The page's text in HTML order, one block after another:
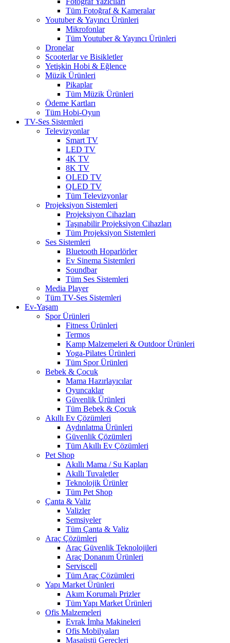
Tüm Fotoğraf & Kameralar
Youtuber & Yayıncı Ürünleri
Mikrofonlar
Tüm Youtuber & Yayıncı Ürünleri
Dronelar
Scooterlar ve Bisikletler
Yetişkin Hobi & Eğlence
Müzik Ürünleri
Pikaplar
Tüm Müzik Ürünleri
Ödeme Kartları
Tüm Hobi-Oyun
TV-Ses Sistemleri
Televizyonlar
Smart TV
LED TV
4K TV
8K TV
OLED TV
QLED TV
Tüm Televizyonlar
Projeksiyon Sistemleri
Projeksiyon Cihazları
Taşınabilir Projeksiyon Cihazları
Tüm Projeksiyon Sistemleri
Ses Sistemleri
Bluetooth Hoparlörler
Ev Sinema Sistemleri
Soundbar
Tüm Ses Sistemleri
Media Player
Tüm TV-Ses Sistemleri
Ev-Yaşam
Spor Ürünleri
Fitness Ürünleri
Termos
Kamp Malzemeleri & Outdoor Ürünleri
Yoga-Pilates Ürünleri
Tüm Spor Ürünleri
Bebek & Çocuk
Mama Hazırlayıcılar
Oyuncaklar
Güvenlik Ürünleri
Tüm Bebek & Çocuk
Akıllı Ev Çözümleri
Aydınlatma Ürünleri
Güvenlik Çözümleri
Tüm Akıllı Ev Çözümleri
Pet Shop
Akıllı Mama / Su Kapları
Akıllı Tuvaletler
Teknolojik Ürünler
Tüm Pet Shop
Çanta & Valiz
Valizler
Şemsiyeler
Tüm Çanta & Valiz
Araç Çözümleri
Araç Güvenlik Teknolojileri
Araç Donanım Ürünleri
Serviscell
Tüm Araç Çözümleri
Yapı Market Ürünleri
Akım Korumalı Prizler
Tüm Yapı Market Ürünleri
Ofis Malzemeleri
Evrak İmha Makineleri
Ofis Mobilyaları
Masaüstü Gereçleri